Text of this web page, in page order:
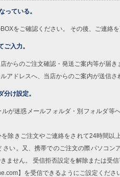
っている。
をご確認ください。 その後、ご連絡
入力。
からのご注文確認・発送ご案内等が届き
アドレスへ、当店からのご案内が送信さ
け設定。
が迷惑メールフォルダ・別フォルダ等
除きご注文やご連絡をされて24時間以
さい。又、携帯でのご注文の際パソコ
ません。 受信拒否設定を解除または受
】を受信できるようにご設定くださ